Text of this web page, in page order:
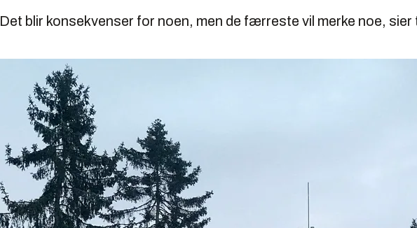
Det blir konsekvenser for noen, men de færreste vil merke noe,